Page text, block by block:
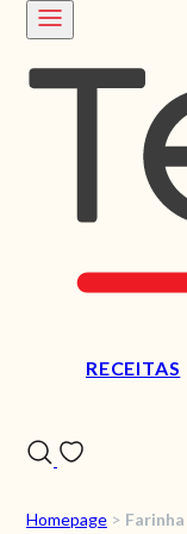
RECEITAS
Homepage >